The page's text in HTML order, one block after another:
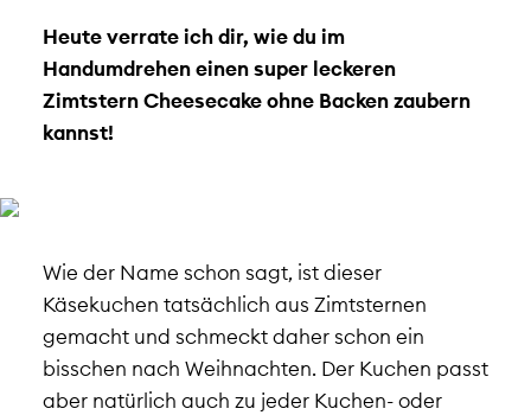
Heute verrate ich dir, wie du im
Handumdrehen einen super leckeren
Zimtstern Cheesecake ohne Backen zaubern
kannst!
Wie der Name schon sagt, ist dieser
Käsekuchen tatsächlich aus Zimtsternen
gemacht und schmeckt daher schon ein
bisschen nach Weihnachten. Der Kuchen passt
aber natürlich auch zu jeder Kuchen- oder